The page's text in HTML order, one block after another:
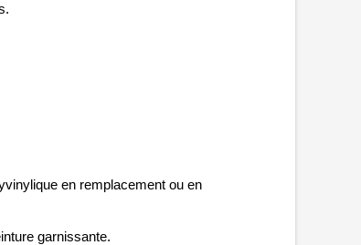
en remplacement ou en
garnissante.